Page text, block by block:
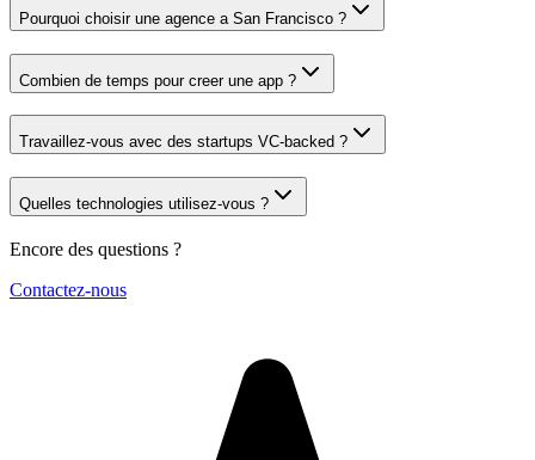
Pourquoi choisir une agence a San Francisco ?
Combien de temps pour creer une app ?
Travaillez-vous avec des startups VC-backed ?
Quelles technologies utilisez-vous ?
Encore des questions ?
Contactez-nous